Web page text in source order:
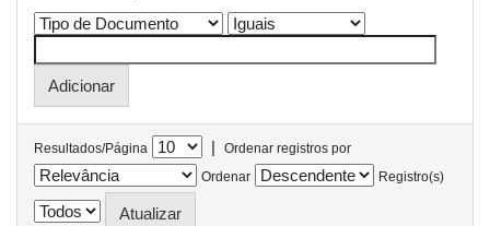
Resultados/Página |
Ordenar registros por
Ordenar
Registro(s)